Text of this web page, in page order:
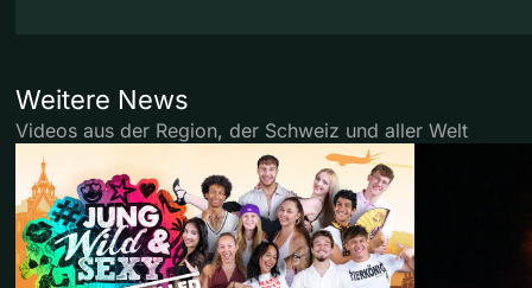
Weitere News
Videos aus der Region, der Schweiz und aller Welt